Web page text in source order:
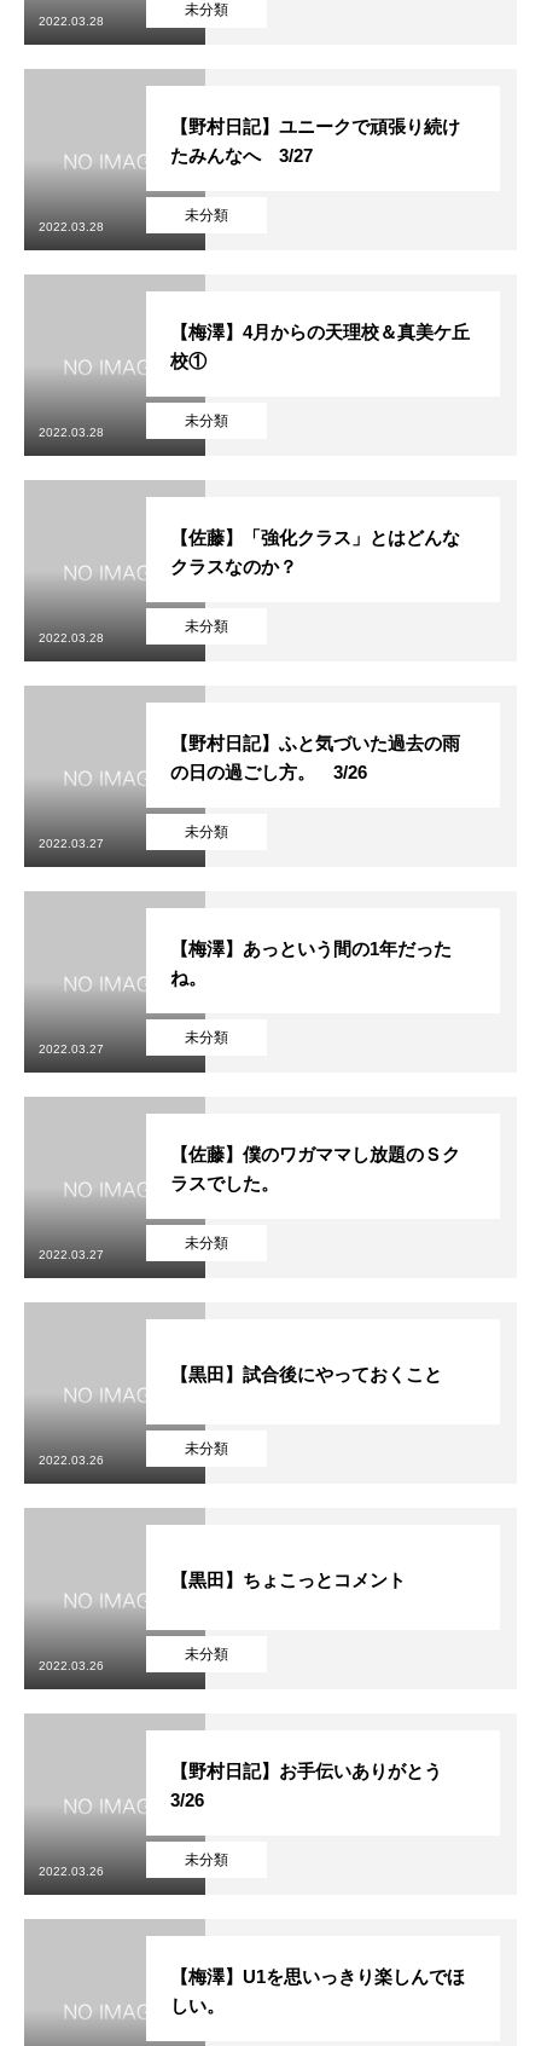
未分類
2022.03.28
未分類
【野村日記】ユニークで頑張り続け
たみんなへ 3/27
2022.03.28
未分類
【梅澤】4月からの天理校＆真美ケ丘
校①
2022.03.28
未分類
【佐藤】「強化クラス」とはどんな
クラスなのか？
2022.03.28
未分類
【野村日記】ふと気づいた過去の雨
の日の過ごし方。 3/26
2022.03.27
未分類
【梅澤】あっという間の1年だった
ね。
2022.03.27
未分類
【佐藤】僕のワガママし放題のＳク
ラスでした。
2022.03.27
未分類
【黒田】試合後にやっておくこと
2022.03.26
未分類
【黒田】ちょこっとコメント
2022.03.26
未分類
【野村日記】お手伝いありがとう
3/26
2022.03.26
【梅澤】U1を思いっきり楽しんでほ
しい。